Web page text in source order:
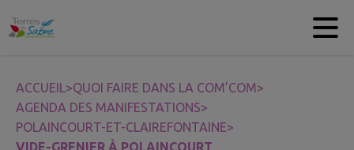
Contenu
ACCUEIL>QUOI FAIRE DANS LA COM’COM>
AGENDA DES MANIFESTATIONS>
POLAINCOURT-ET-CLAIREFONTAINE>
VIDE-GRENIER À POLAINCOURT